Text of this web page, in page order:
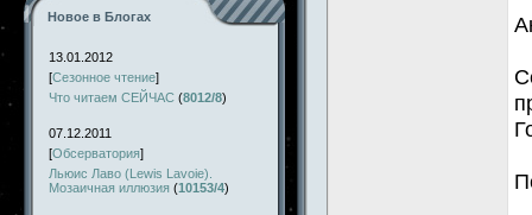
Новое в Блогах
13.01.2012
[Сезонное чтение]
Что читаем СЕЙЧАС (8012/8)
07.12.2011
[Обсерватория]
Льюис Лаво (Lewis Lavoie).
Мозаичная иллюзия (10153/4)